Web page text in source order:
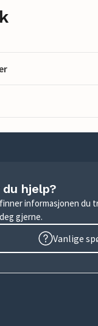
hjelp?
informasjonen du
gjerne.
Vanlige